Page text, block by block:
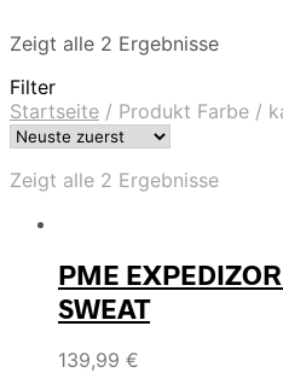
Zeigt alle 2 Ergebnisse
Filter
Startseite / Produkt Farbe /
Zeigt alle 2 Ergebnisse
PME
SWEAT
139,99 €